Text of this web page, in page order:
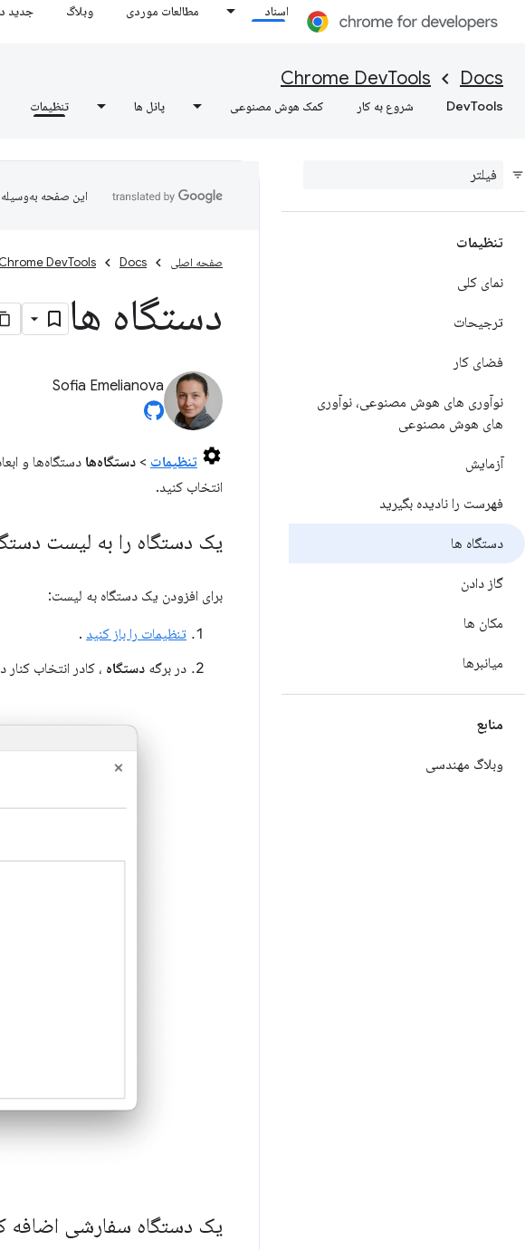
اسناد مطالعات موردی وبلاگ جدید
Docs
Chrome DevTools
DevTools شروع به کار کمک هوش مصنوعی پانل ها تنظیمات
تنظیمات
نمای کلی
ترجیحات
فضای کار
نوآوری های هوش مصنوعی، نوآوری
های هوش مصنوعی
آزمایش
فهرست را نادیده بگیرید
دستگاه ها
گاز دادن
مکان ها
میانبرها
منابع
وبلاگ مهندسی
این صفحه به‌وسیله
صفحه اصلی Docs
Chrome DevTools
دستگاه ها
Sofia Emelianova
تنظیمات > دستگاه‌ها دستگاه‌ها و
انتخاب کنید.
یک دستگاه را به لیست
برای افزودن یک دستگاه به لیست:
تنظیمات را باز کنید .
در برگه دستگاه ، کادر انتخاب
یک دستگاه سفارشی اضافه